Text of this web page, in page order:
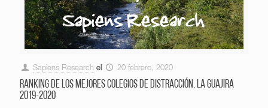
Sapiens Research el 20 febrero, 2020
Ranking de los mejores colegios de Distracción, La Guajira
2019-2020